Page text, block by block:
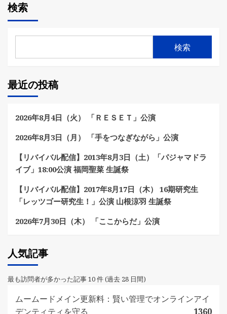
検索
検索
最近の投稿
2026年8月4日（火） 「ＲＥＳＥＴ」公演
2026年8月3日（月） 「手をつなぎながら」公演
【リバイバル配信】2013年8月3日（土）「パジャマドラ
イブ」18:00公演 福岡聖菜 生誕祭
【リバイバル配信】2017年8月17日（木） 16期研究生
「レッツゴー研究生！」公演 山根涼羽 生誕祭
2026年7月30日（木） 「ここからだ」公演
人気記事
最も訪問者が多かった記事 10 件 (過去 28 日間)
ムームードメイン更新料：賢い管理でオンラインアイ
デンティティを守る
1360